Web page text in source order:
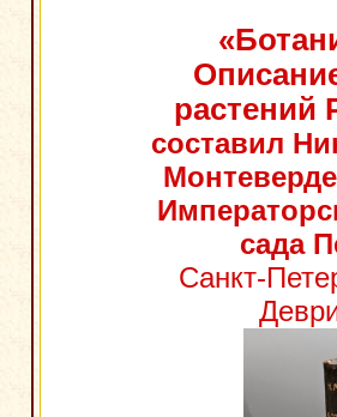
растений
составил
сада
Санкт-